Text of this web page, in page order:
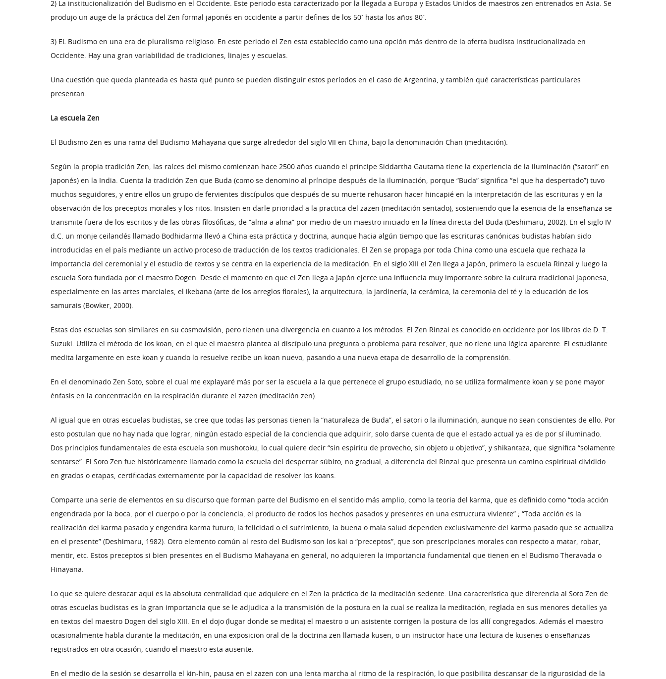
2) La institucionalización del Budismo en el Occidente. Este periodo esta caracterizado por la llegada a Europa y Estados Unidos de maestros zen entrenados en Asia. Se
produjo un auge de la práctica del Zen formal japonés en occidente a partir defines de los 50` hasta los años 80`.
3) EL Budismo en una era de pluralismo religioso. En este periodo el Zen esta establecido como una opción más dentro de la oferta budista institucionalizada en
Occidente. Hay una gran variabilidad de tradiciones, linajes y escuelas.
Una cuestión que queda planteada es hasta qué punto se pueden distinguir estos períodos en el caso de Argentina, y también qué características particulares
presentan.
La escuela Zen
El Budismo Zen es una rama del Budismo Mahayana que surge alrededor del siglo VII en China, bajo la denominación Chan (meditación).
Según la propia tradición Zen, las raíces del mismo comienzan hace 2500 años cuando el príncipe Siddartha Gautama tiene la experiencia de la iluminación (“satori” en
japonés) en la India. Cuenta la tradición Zen que Buda (como se denomino al príncipe después de la iluminación, porque “Buda” significa “el que ha despertado”) tuvo
muchos seguidores, y entre ellos un grupo de fervientes discípulos que después de su muerte rehusaron hacer hincapié en la interpretación de las escrituras y en la
observación de los preceptos morales y los ritos. Insisten en darle prioridad a la practica del zazen (meditación sentado), sosteniendo que la esencia de la enseñanza se
transmite fuera de los escritos y de las obras filosóficas, de “alma a alma” por medio de un maestro iniciado en la línea directa del Buda (Deshimaru, 2002). En el siglo IV
d.C. un monje ceilandés llamado Bodhidarma llevó a China esta práctica y doctrina, aunque hacia algún tiempo que las escrituras canónicas budistas habían sido
introducidas en el país mediante un activo proceso de traducción de los textos tradicionales. El Zen se propaga por toda China como una escuela que rechaza la
importancia del ceremonial y el estudio de textos y se centra en la experiencia de la meditación. En el siglo XIII el Zen llega a Japón, primero la escuela Rinzai y luego la
escuela Soto fundada por el maestro Dogen. Desde el momento en que el Zen llega a Japón ejerce una influencia muy importante sobre la cultura tradicional japonesa,
especialmente en las artes marciales, el ikebana (arte de los arreglos florales), la arquitectura, la jardinería, la cerámica, la ceremonia del té y la educación de los
samurais (Bowker, 2000).
Estas dos escuelas son similares en su cosmovisión, pero tienen una divergencia en cuanto a los métodos. El Zen Rinzai es conocido en occidente por los libros de D. T.
Suzuki. Utiliza el método de los koan, en el que el maestro plantea al discípulo una pregunta o problema para resolver, que no tiene una lógica aparente. El estudiante
medita largamente en este koan y cuando lo resuelve recibe un koan nuevo, pasando a una nueva etapa de desarrollo de la comprensión.
En el denominado Zen Soto, sobre el cual me explayaré más por ser la escuela a la que pertenece el grupo estudiado, no se utiliza formalmente koan y se pone mayor
énfasis en la concentración en la respiración durante el zazen (meditación zen).
Al igual que en otras escuelas budistas, se cree que todas las personas tienen la “naturaleza de Buda”, el satori o la iluminación, aunque no sean conscientes de ello. Por
esto postulan que no hay nada que lograr, ningún estado especial de la conciencia que adquirir, solo darse cuenta de que el estado actual ya es de por sí iluminado.
Dos principios fundamentales de esta escuela son mushotoku, lo cual quiere decir “sin espiritu de provecho, sin objeto u objetivo”, y shikantaza, que significa “solamente
sentarse”. El Soto Zen fue históricamente llamado como la escuela del despertar súbito, no gradual, a diferencia del Rinzai que presenta un camino espiritual dividido
en grados o etapas, certificadas externamente por la capacidad de resolver los koans.
Comparte una serie de elementos en su discurso que forman parte del Budismo en el sentido más amplio, como la teoria del karma, que es definido como “toda acción
engendrada por la boca, por el cuerpo o por la conciencia, el producto de todos los hechos pasados y presentes en una estructura viviente” ; “Toda acción es la
realización del karma pasado y engendra karma futuro, la felicidad o el sufrimiento, la buena o mala salud dependen exclusivamente del karma pasado que se actualiza
en el presente” (Deshimaru, 1982). Otro elemento común al resto del Budismo son los kai o “preceptos”, que son prescripciones morales con respecto a matar, robar,
mentir, etc. Estos preceptos si bien presentes en el Budismo Mahayana en general, no adquieren la importancia fundamental que tienen en el Budismo Theravada o
Hinayana.
Lo que se quiere destacar aquí es la absoluta centralidad que adquiere en el Zen la práctica de la meditación sedente. Una característica que diferencia al Soto Zen de
otras escuelas budistas es la gran importancia que se le adjudica a la transmisión de la postura en la cual se realiza la meditación, reglada en sus menores detalles ya
en textos del maestro Dogen del siglo XIII. En el dojo (lugar donde se medita) el maestro o un asistente corrigen la postura de los allí congregados. Además el maestro
ocasionalmente habla durante la meditación, en una exposicion oral de la doctrina zen llamada kusen, o un instructor hace una lectura de kusenes o enseñanzas
registrados en otra ocasión, cuando el maestro esta ausente.
En el medio de la sesión se desarrolla el kin-hin, pausa en el zazen con una lenta marcha al ritmo de la respiración, lo que posibilita descansar de la rigurosidad de la